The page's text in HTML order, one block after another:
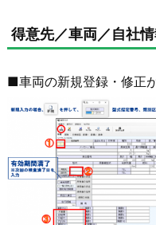
得意先／車両／自社
■車両の新規登録・修正